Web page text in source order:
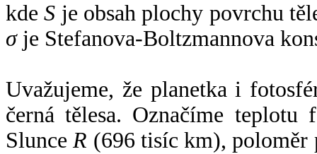
kdeS je obsah plochy povrchu
σje Stefanova-Boltzmannova
Uvažujeme, že planetka i
černá tělesa. Označíme
SlunceR (696 tisíc km),